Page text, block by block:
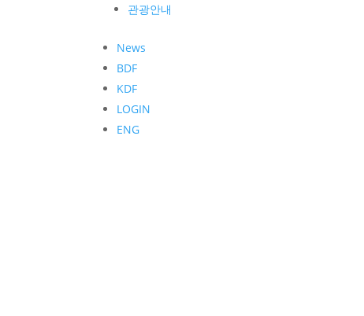
관광안내
News
BDF
KDF
LOGIN
ENG